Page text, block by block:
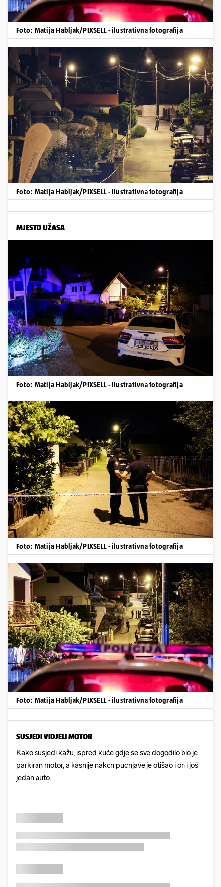
Foto: Matija Habljak/PIXSELL - ilustrativna fotografija
Foto: Matija Habljak/PIXSELL - ilustrativna fotografija
MJESTO UŽASA
Foto: Matija Habljak/PIXSELL - ilustrativna fotografija
Foto: Matija Habljak/PIXSELL - ilustrativna fotografija
Foto: Matija Habljak/PIXSELL - ilustrativna fotografija
SUSJEDI VIDJELI MOTOR
Kako susjedi kažu, ispred kuće gdje se sve dogodilo bio je
parkiran motor, a kasnije nakon pucnjave je otišao i on i još
jedan auto.